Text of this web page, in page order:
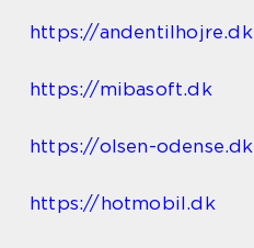
https://andentilhojre.dk
https://mibasoft.dk
https://olsen-odense.dk
https://hotmobil.dk